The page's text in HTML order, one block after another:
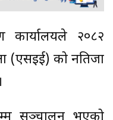
कार्यालयले २०८२
(एसइई) को नतिजा